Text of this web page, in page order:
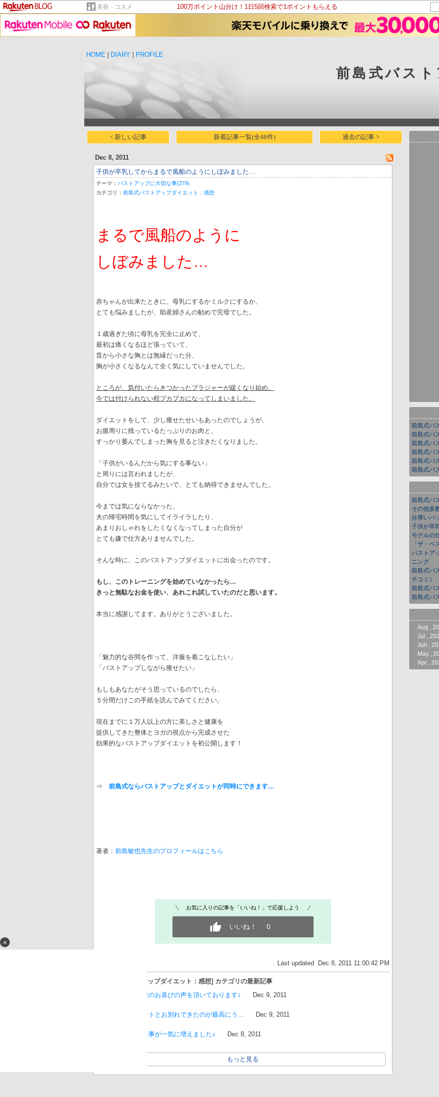
美容・コスメ 100万ポイント山分け！1日5回検索で1ポイントもらえる
HOME
DIARY PROFILE
前島式バス
< 新しい記事 新着記事一覧(全48件) 過去の記事 >
Dec 8, 2011
子供が卒乳してからまるで風船のようにしぼみました…
テーマ：バストアップに大切な事(279)
カテゴリ：前島式バストアップダイエット：感想
まるで風船のように
しぼみました…
赤ちゃんが出来たときに、母乳にするかミルクにするか、
とても悩みましたが、助産婦さんの勧めで完母でした。
１歳過ぎた頃に母乳を完全に止めて、
最初は痛くなるほど張っていて、
昔から小さな胸とは無縁だった分、
胸が小さくなるなんて全く気にしていませんでした。
ところが、気付いたらきつかったブラジャーが緩くなり始め、
今では付けられない程ブカブカになってしまいました。
ダイエットをして、少し痩せたせいもあったのでしょうが、
お腹周りに残っているたっぷりのお肉と、
すっかり萎んでしまった胸を見ると泣きたくなりました。
「子供がいるんだから気にする事ない」
と周りには言われましたが、
自分では女を捨てるみたいで、とても納得できませんでした。
今までは気にならなかった、
夫の帰宅時間を気にしてイライラしたり、
あまりおしゃれをしたくなくなってしまった自分が
とても嫌で仕方ありませんでした。
そんな時に、このバストアップダイエットに出会ったのです。
もし、このトレーニングを始めていなかったら…
きっと無駄なお金を使い、あれこれ試していたのだと思います。
本当に感謝してます。ありがとうございました。
「魅力的な谷間を作って、洋服を着こなしたい」
「バストアップしながら痩せたい」
もしもあなたがそう思っているのでしたら、
５分間だけこの手紙を読んでみてください。
現在までに１万人以上の方に美しさと健康を
提供してきた整体とヨガの視点から完成させた
効果的なバストアップダイエットを初公開します！
⇒前島式ならバストアップとダイエットが同時にできます…
著者：前島敏也先生のプロフィールはこちら
お気に入りの記事を「いいね！」で応援しよう
いいね！ 0
Last updated Dec 8, 2011 11:00:42 PM
[前島式バストアップダイエット：感想] カテゴリの最新記事
その他多数のお喜びの声を頂いております♪
Dec 9, 2011
分厚いパットとお別れできたのが最高にう… Dec 9, 2011
モデルの仕事が一気に増えました♪ Dec 8, 2011
もっと見る
×
前島式バ
前島式バ
前島式バ
前島式バ
前島式バ
前島式バ
前島式バ
その他多
分厚いパ
子供が卒
モデルの
「ザ・ベ
バストア
ニング
前島式バ
チコミ）
前島式バ
前島式バ
Aug ,
Jul ,
Jun ,
May ,
Apr ,